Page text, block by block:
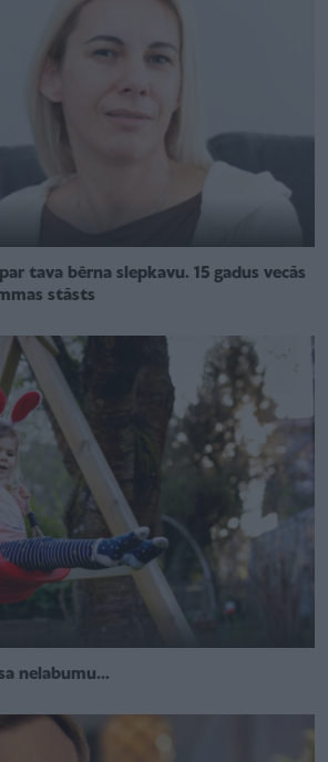
tava bērna slepkavu. 15 gadus vecās
stāsts
nelabumu...